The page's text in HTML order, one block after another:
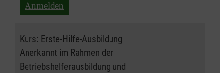
Anmelden
Kurs: Erste-Hilfe-Ausbildung
Anerkannt im Rahmen der
Betriebshelferausbildung und